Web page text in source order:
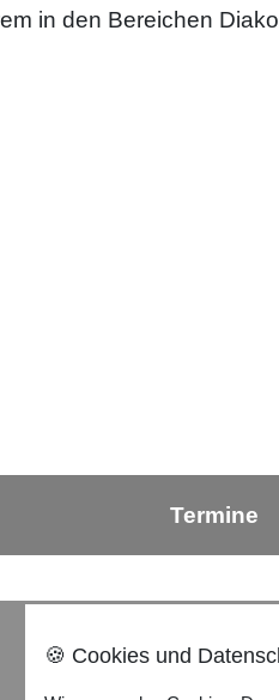
in den Bereichen
Termine
🍪 Cookies und